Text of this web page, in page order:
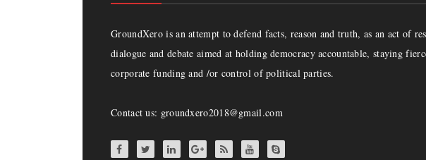
GroundXero is an attempt to defend facts, reason and truth, as an act of
dialogue and debate aimed at holding democracy accountable, staying
corporate funding and /or control of political parties.
Contact us: groundxero2018@gmail.com